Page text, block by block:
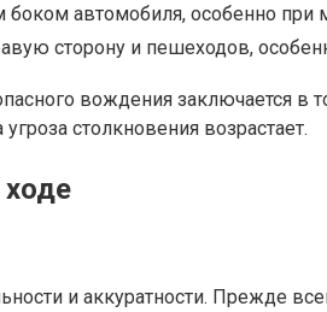
автомобиля, особенно при
сторону и пешеходов,
вождения заключается в
столкновения возрастает.
и аккуратности. Прежде